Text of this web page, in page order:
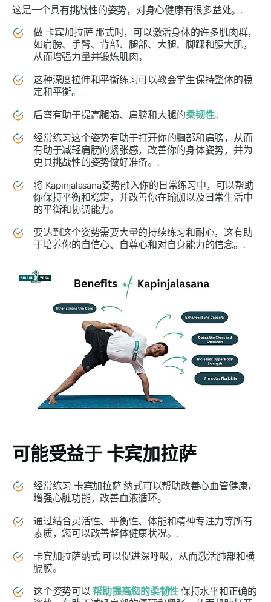
这是一个具有挑战性的姿势，对身心健康有很多益处。.
做 卡宾加拉萨那式时，可以激活身体的许多肌肉群，
如肩膀、手臂、背部、腿部、大腿、脚踝和腰大肌，
从而增强力量并锻炼肌肉。
这种深度拉伸和平衡练习可以教会学生保持整体的稳
定和平衡。.
后弯有助于提高腿筋、肩膀和大腿的柔韧性。
经常练习这个姿势有助于打开你的胸部和肩膀，从而
有助于减轻肩膀的紧张感，改善你的身体姿势，并为
更具挑战性的姿势做好准备。.
将 Kapinjalasana姿势融入你的日常练习中，可以帮助
你保持平衡和稳定，并改善你在瑜伽以及日常生活中
的平衡和协调能力。
要达到这个姿势需要大量的持续练习和耐心，这有助
于培养你的自信心、自尊心和对自身能力的信念。.
可能受益于 卡宾加拉萨
经常练习 卡宾加拉萨纳式可以帮助改善心血管健康，
增强心脏功能，改善血液循环。
通过结合灵活性、平衡性、体能和精神专注力等所有
素质，您可以改善整体健康状况。.
卡宾加拉萨纳式可以促进深呼吸，从而激活肺部和横
膈膜。
这个姿势可以帮助提高您的柔韧性 保持水平和正确的